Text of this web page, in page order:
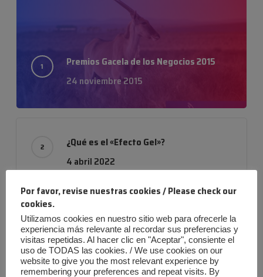
Premios Gacela de los Negocios 2015
24 noviembre 2015
¿Qué es el «Efecto Gel»?
4 abril 2022
Empresa con evolución
24 noviembre 2019
Por favor, revise nuestras cookies / Please check our
cookies.
Utilizamos cookies en nuestro sitio web para ofrecerle la
experiencia más relevante al recordar sus preferencias y
visitas repetidas. Al hacer clic en "Aceptar", consiente el
uso de TODAS las cookies. / We use cookies on our
website to give you the most relevant experience by
remembering your preferences and repeat visits. By